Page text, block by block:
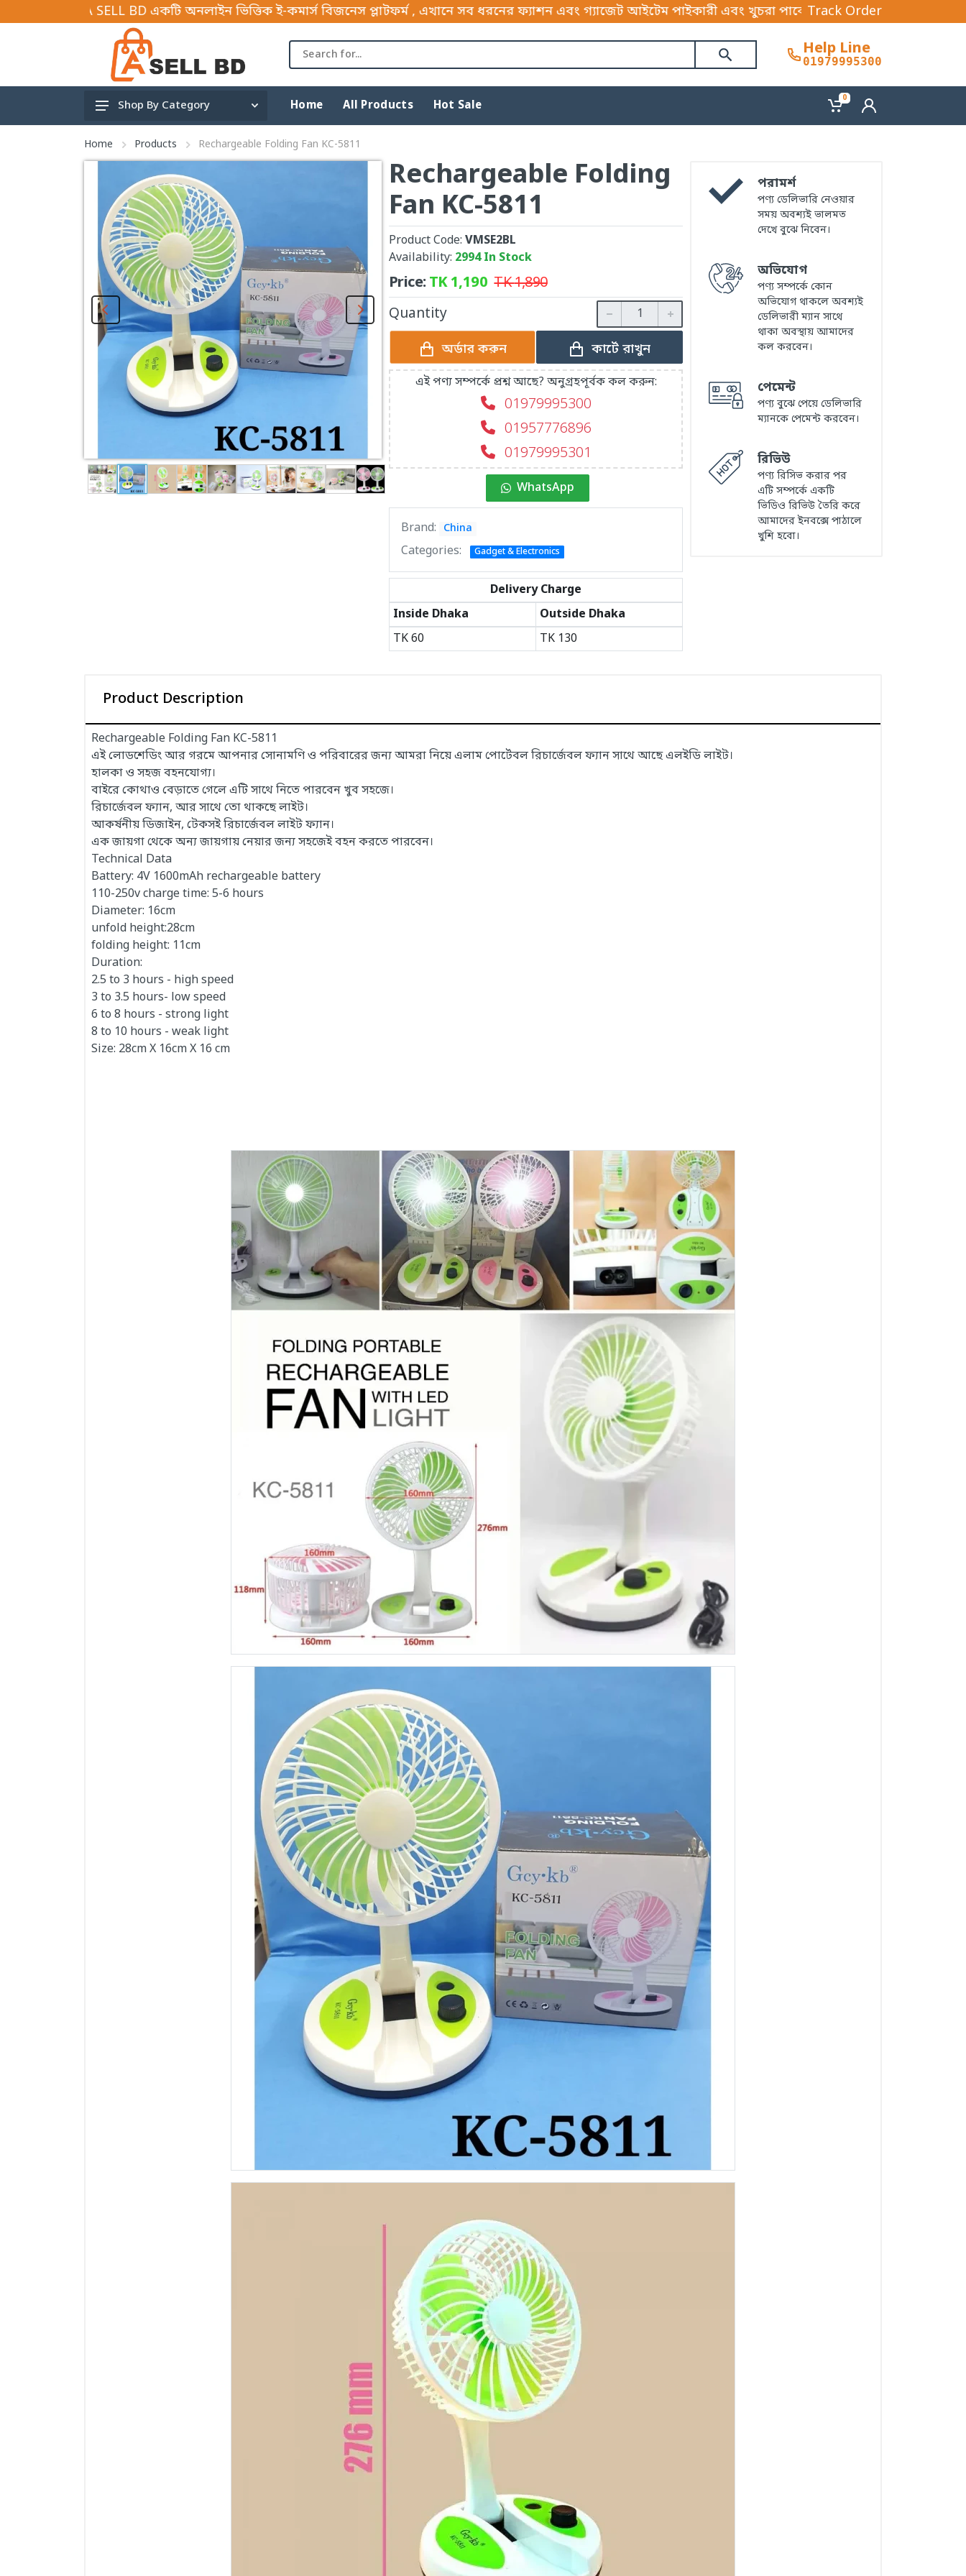
BD একটি অনলাইন ভিত্তিক ই-কমার্স বিজনেস প্লাটফর্ম , এখানে সব ধরনের ফ্যাশন এবং গ্যাজেট আইটেম পাইকারী এবং খুচরা পাবেন। আপনি আমাদের পণ্যের সেবা
Track Order
Help Line
01979995300
Gardening and tools
Hardware Tools & Parts
Mother & Baby
Travels
Shoe accessories
Fishing & Outdoor
Children
Car Accessories
Garden Combo
Pet & Animal
View All Categories
Shop By Category Home All Products Hot Sale
0
Home Products Rechargeable Folding Fan KC-5811
Rechargeable Folding
Fan KC-5811
Product Code: VMSE2BL
Availability: 2994 In Stock
Price:TK1,190 TK1,890
Quantity
অর্ডার করুন কার্টে রাখুন
এই পণ্য সম্পর্কে প্রশ্ন আছে? অনুগ্রহপূর্বক কল করুন:
01979995300
01957776896
01979995301
WhatsApp
Brand: China
Categories: Gadget & Electronics
Delivery Charge
Inside Dhaka
Outside Dhaka
TK60 TK 130
পরামর্শ
পণ্য ডেলিভারি নেওয়ার
সময় অবশ্যই ভালমত
দেখে বুঝে নিবেন।
অভিযোগ
পণ্য সম্পর্কে কোন
অভিযোগ থাকলে অবশ্যই
ডেলিভারী ম্যান সাথে
থাকা অবস্থায় আমাদের
কল করবেন।
পেমেন্ট
পণ্য বুঝে পেয়ে ডেলিভারি
ম্যানকে পেমেন্ট করবেন।
রিভিউ
পণ্য রিসিভ করার পর
এটি সম্পর্কে একটি
ভিডিও রিভিউ তৈরি করে
আমাদের ইনবক্সে পাঠালে
খুশি হবো।
Product Description
Rechargeable Folding Fan KC-5811
এই লোডশেডিং আর গরমে আপনার সোনামণি ও পরিবারের জন্য আমরা নিয়ে এলাম পোর্টেবল রিচার্জেবল ফ্যান সাথে আছে এলইডি লাইট।
হালকা ও সহজ বহনযোগ্য।
বাইরে কোথাও বেড়াতে গেলে এটি সাথে নিতে পারবেন খুব সহজে।
রিচার্জেবল ফ্যান, আর সাথে তো থাকছে লাইট।
আকর্ষনীয় ডিজাইন, টেকসই রিচার্জেবল লাইট ফ্যান।
এক জায়গা থেকে অন্য জায়গায় নেয়ার জন্য সহজেই বহন করতে পারবেন।
Technical Data
Battery: 4V 1600mAh rechargeable battery
110-250v charge time: 5-6 hours
Diameter: 16cm
unfold height:28cm
folding height: 11cm
Duration:
2.5 to 3 hours - high speed
3 to 3.5 hours- low speed
6 to 8 hours - strong light
8 to 10 hours - weak light
Size: 28cm X 16cm X 16 cm